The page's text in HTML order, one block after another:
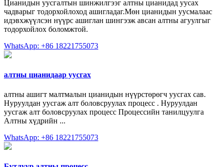
Цианидын уусгалтын шинжилгээг алтны цианидад уусах
чадварыг тодорхойлоход ашигладаг.Мөн цианидын уусмалаас
идэвхжүүлсэн нүүрс ашиглан шингээж авсан алтны агуулгыг
тодорхойлох боломжтой.
WhatsApp: +86 18221755073
алтны цианидаар уусгах
алтны ашигт малтмалын цианидын нүүрстөрөгч уусгах сав.
Нуруулдан уусгаж алт боловсруулах процесс . Нуруулдан
уусгаж алт боловсруулах процесс Процессийн танилцуулга
Алтны хүдрийн ...
WhatsApp: +86 18221755073